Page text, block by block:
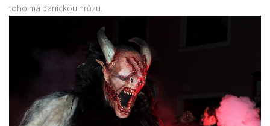
toho má panickou hrůzu.